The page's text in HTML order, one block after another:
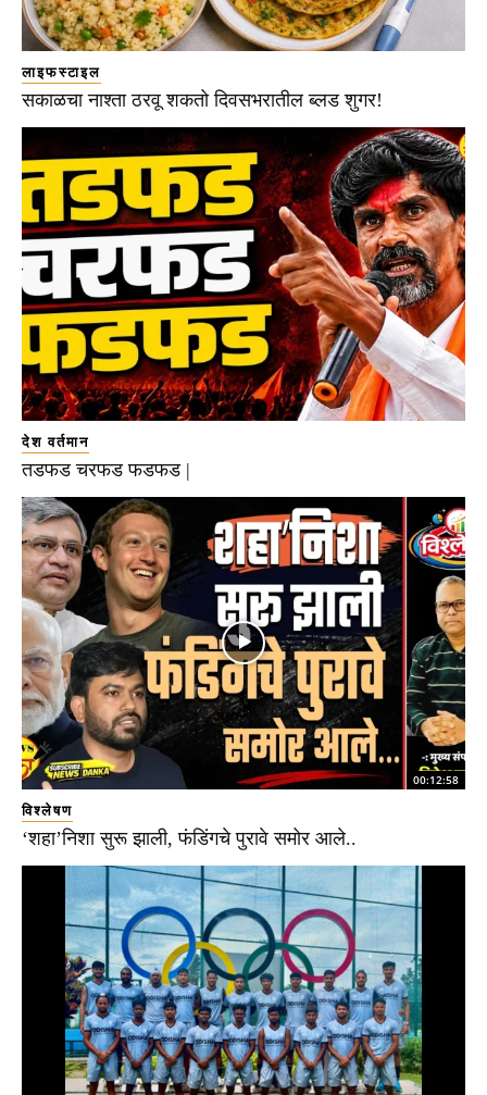
लाइफस्टाइल
सकाळचा नाश्ता ठरवू शकतो दिवसभरातील ब्लड शुगर!
देश वर्तमान
तडफड चरफड फडफड |
00:12:58
विश्लेषण
‘शहा’निशा सुरू झाली, फंडिंगचे पुरावे समोर आले..